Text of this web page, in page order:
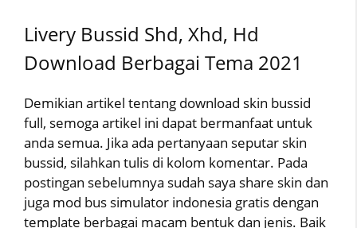
Livery Bussid Shd, Xhd, Hd
Download Berbagai Tema 2021
Demikian artikel tentang download skin bussid
full, semoga artikel ini dapat bermanfaat untuk
anda semua. Jika ada pertanyaan seputar skin
bussid, silahkan tulis di kolom komentar. Pada
postingan sebelumnya sudah saya share skin dan
juga mod bus simulator indonesia gratis dengan
template berbagai macam bentuk dan jenis. Baik